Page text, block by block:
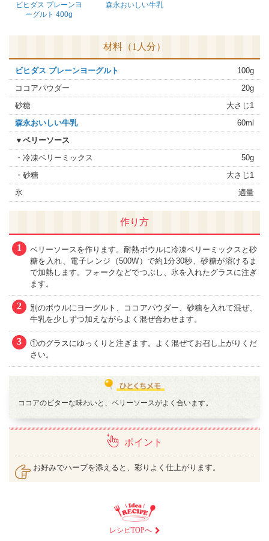
ビヒダス プレーンヨ
ーグルト 400g
森永おいしい牛乳
材料（1人分）
ビヒダス プレーンヨーグルト
100g
ココアパウダー
20g
砂糖
大さじ1
森永おいしい牛乳
60ml
▼ベリーソース
・冷凍ベリーミックス
50g
・砂糖
大さじ1
氷
適量
作り方
1
ベリーソースを作ります。耐熱ボウルに冷凍ベリーミックスと砂
糖を入れ、電子レンジ（500W）で約1分30秒、砂糖が溶けるま
で加熱します。フォークなどでつぶし、氷を入れたグラスに注ぎ
ます。
2
別のボウルにヨーグルト、ココアパウダー、砂糖を入れて混ぜ、
牛乳を少しずつ加えながらよく混ぜ合わせます。
3
①のグラスにゆっくりと注ぎます。よく混ぜてお召し上がりくだ
さい。
ココアのビターな味わいと、ベリーソースがよく合います。
ポイント
お好みでハーブを添えると、彩りよく仕上がります。
レシピTOPへ